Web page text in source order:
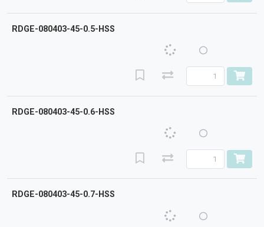
RDGE-080403-45-0.5-HSS
RDGE-080403-45-0.6-HSS
RDGE-080403-45-0.7-HSS